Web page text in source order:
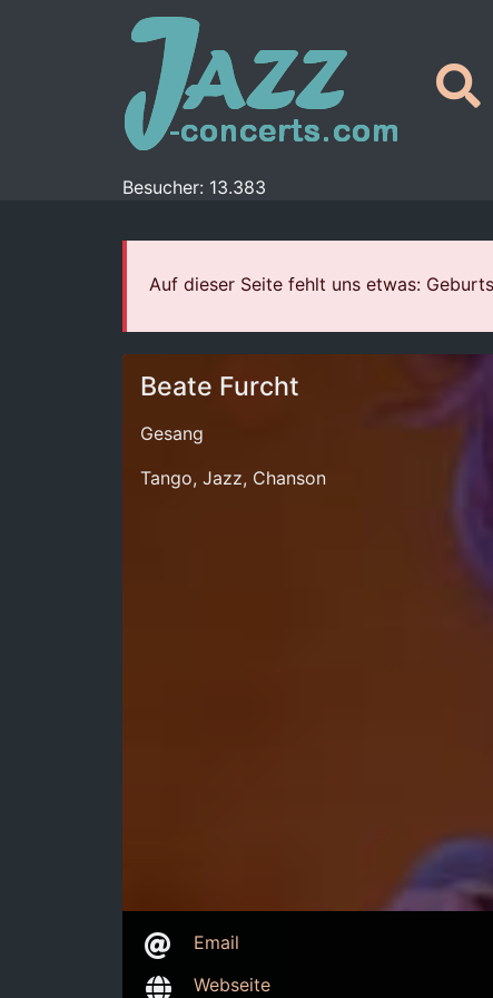
Besucher: 13.383
Auf dieser Seite fehlt uns etwas:
Beate Furcht
Gesang
Tango, Jazz, Chanson
Email
Webseite